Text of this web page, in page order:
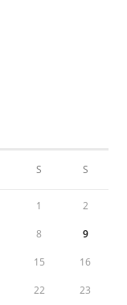
S S
1 2
8 9
15 16
22 23